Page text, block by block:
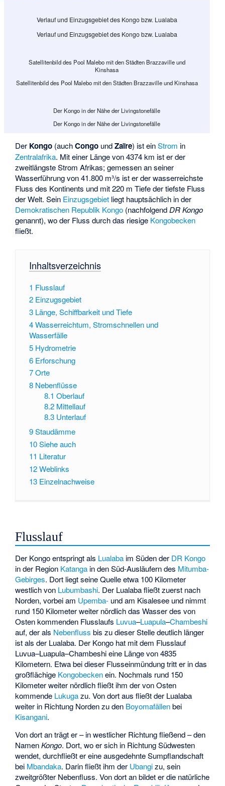
Verlauf und Einzugsgebiet des Kongo bzw. Lualaba
Verlauf und Einzugsgebiet des Kongo bzw. Lualaba
Satellitenbild des Pool Malebo mit den Städten Brazzaville und
Kinshasa
Satellitenbild des Pool Malebo mit den Städten Brazzaville und Kinshasa
Der Kongo in der Nähe der Livingstonefälle
Der Kongo in der Nähe der Livingstonefälle
Der Kongo (auchCongo undZaïre) ist einStrom in
Zentralafrika. Mit einer Länge von 4374 km ist er der
zweitlängste Strom Afrikas; gemessen an seiner
Wasserführung von 41.800 m³/s ist er der wasserreichste
Fluss des Kontinents und mit 220 m Tiefe der tiefste Fluss
der Welt. Sein Einzugsgebiet liegt hauptsächlich in der
Demokratischen Republik Kongo (nachfolgendDR Kongo
genannt), wo der Fluss durch das riesige Kongobecken
fließt.
Inhaltsverzeichnis
1 Flusslauf
2 Einzugsgebiet
3 Länge, Schiffbarkeit und Tiefe
4Wasserreichtum, Stromschnellen und
Wasserfälle
5 Hydrometrie
6 Erforschung
7Orte
8 Nebenflüsse
8.1 Oberlauf
8.2 Mittellauf
8.3 Unterlauf
9Staudämme
10Siehe auch
11 Literatur
12Weblinks
13 Einzelnachweise
Flusslauf
Der Kongo entspringt als Lualaba im Süden der DR Kongo
in der Region Katanga in den Süd-Ausläufern des Mitumba-
Gebirges. Dort liegt seine Quelle etwa 100 Kilometer
westlich von Lubumbashi. Der Lualaba fließt zuerst nach
Norden, vorbei am Upemba- und am Kisalesee und nimmt
rund 150 Kilometer weiter nördlich das Wasser des von
Osten kommenden Flusslaufs Luvua–Luapula–Chambeshi
auf, der als Nebenfluss bis zu dieser Stelle deutlich länger
ist als der Lualaba. Der Kongo hat mit dem Flusslauf
Luvua–Luapula–Chambeshi eine Länge von 4835
Kilometern. Etwa bei dieser Flusseinmündung tritt er in das
großflächige Kongobeckenein. Nochmals rund 150
Kilometer weiter nördlich fließt ihm der von Osten
kommende Lukugazu. Von dort aus fließt der Lualaba
weiter in Richtung Norden zu den Boyomafällenbei
Kisangani.
Von dort an trägt er – in westlicher Richtung fließend – den
NamenKongo. Dort, wo er sich in Richtung Südwesten
wendet, durchfließt er eine ausgedehnte Sumpflandschaft
bei Mbandaka. Darin fließt ihm der Ubangizu, sein
zweitgrößter Nebenfluss. Von dort an bildet er die natürliche